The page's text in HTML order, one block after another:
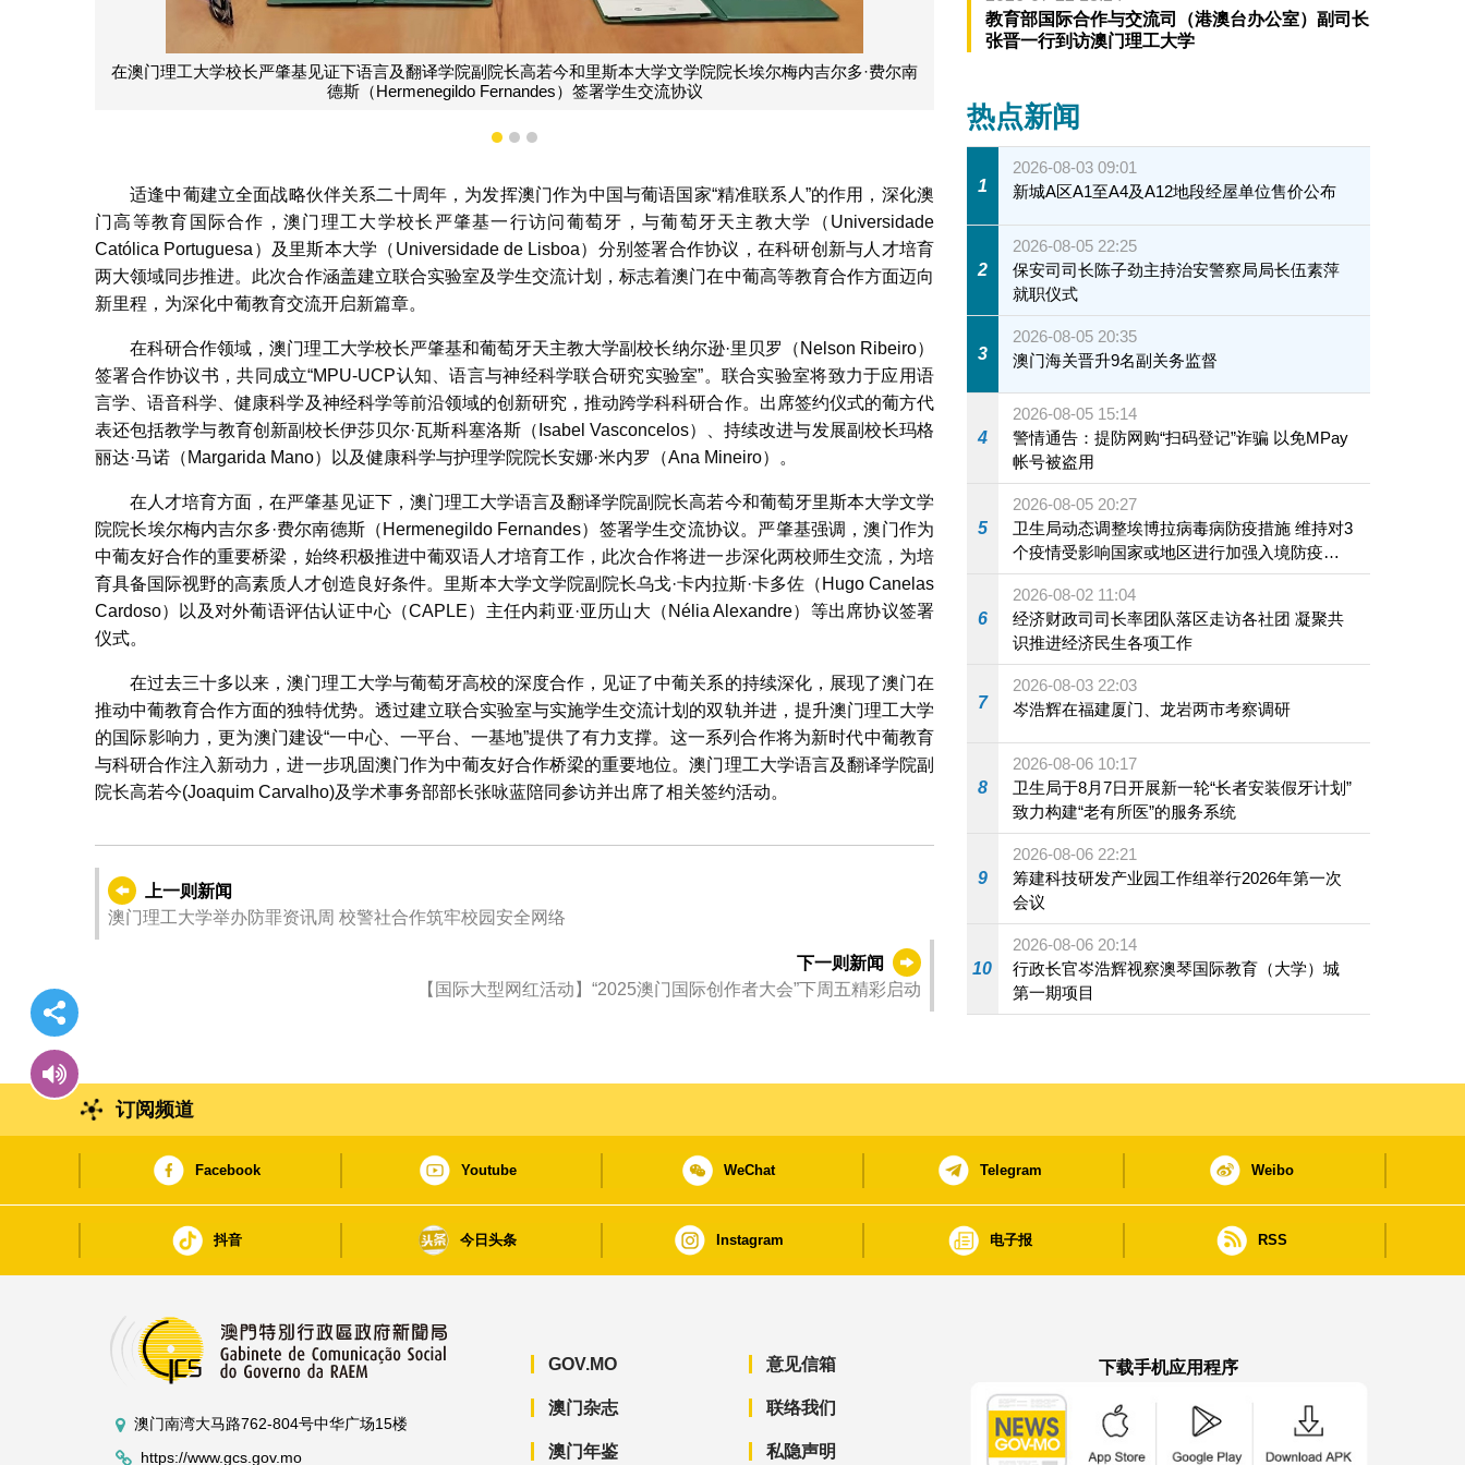
澳门理工大学校长严肇基和葡萄牙天主教大学副校长纳尔逊·里贝罗（Nelson Ribeiro）签署合作协议书成立联合实
验室
1 2 3
适逢中葡建立全面战略伙伴关系二十周年，为发挥澳门作为中国与葡语国家“精准联系人”的作用，深化澳
门高等教育国际合作，澳门理工大学校长严肇基一行访问葡萄牙，与葡萄牙天主教大学（Universidade
Católica Portuguesa）及里斯本大学（Universidade de Lisboa）分别签署合作协议，在科研创新与人才培育
两大领域同步推进。此次合作涵盖建立联合实验室及学生交流计划，标志着澳门在中葡高等教育合作方面迈向
新里程，为深化中葡教育交流开启新篇章。
在科研合作领域，澳门理工大学校长严肇基和葡萄牙天主教大学副校长纳尔逊·里贝罗（Nelson Ribeiro）
签署合作协议书，共同成立“MPU-UCP认知、语言与神经科学联合研究实验室”。联合实验室将致力于应用语
言学、语音科学、健康科学及神经科学等前沿领域的创新研究，推动跨学科科研合作。出席签约仪式的葡方代
表还包括教学与教育创新副校长伊莎贝尔·瓦斯科塞洛斯（Isabel Vasconcelos）、持续改进与发展副校长玛格
丽达·马诺（Margarida Mano）以及健康科学与护理学院院长安娜·米内罗（Ana Mineiro）。
在人才培育方面，在严肇基见证下，澳门理工大学语言及翻译学院副院长高若今和葡萄牙里斯本大学文学
院院长埃尔梅内吉尔多·费尔南德斯（Hermenegildo Fernandes）签署学生交流协议。严肇基强调，澳门作为
中葡友好合作的重要桥梁，始终积极推进中葡双语人才培育工作，此次合作将进一步深化两校师生交流，为培
育具备国际视野的高素质人才创造良好条件。里斯本大学文学院副院长乌戈·卡内拉斯·卡多佐（Hugo Canelas
Cardoso）以及对外葡语评估认证中心（CAPLE）主任内莉亚·亚历山大（Nélia Alexandre）等出席协议签署
仪式。
在过去三十多以来，澳门理工大学与葡萄牙高校的深度合作，见证了中葡关系的持续深化，展现了澳门在
推动中葡教育合作方面的独特优势。透过建立联合实验室与实施学生交流计划的双轨并进，提升澳门理工大学
的国际影响力，更为澳门建设“一中心、一平台、一基地”提供了有力支撑。这一系列合作将为新时代中葡教育
与科研合作注入新动力，进一步巩固澳门作为中葡友好合作桥梁的重要地位。澳门理工大学语言及翻译学院副
院长高若今(Joaquim Carvalho)及学术事务部部长张咏蓝陪同参访并出席了相关签约活动。
上一则新闻
澳门理工大学举办防罪资讯周 校警社合作筑牢校园安全网络
下一则新闻
【国际大型网红活动】“2025澳门国际创作者大会”下周五精彩启动
教育部国际合作与交流司（港澳台办公室）副司长
张晋一行到访澳门理工大学
热点新闻
1
2026-08-03 09:01
新城A区A1至A4及A12地段经屋单位售价公布
2
2026-08-05 22:25
保安司司长陈子劲主持治安警察局局长伍素萍
就职仪式
3
2026-08-05 20:35
澳门海关晋升9名副关务监督
4
2026-08-05 15:14
警情通告：提防网购“扫码登记”诈骗 以免MPay
帐号被盗用
5
2026-08-05 20:27
卫生局动态调整埃博拉病毒病防疫措施 维持对3
个疫情受影响国家或地区进行加强入境防疫措
施
6
2026-08-02 11:04
经济财政司司长率团队落区走访各社团 凝聚共
识推进经济民生各项工作
7
2026-08-03 22:03
岑浩辉在福建厦门、龙岩两市考察调研
8
2026-08-06 10:17
卫生局于8月7日开展新一轮“长者安装假牙计划”
致力构建“老有所医”的服务系统
9
2026-08-06 22:21
筹建科技研发产业园工作组举行2026年第一次
会议
10
2026-08-06 20:14
行政长官岑浩辉视察澳琴国际教育（大学）城
第一期项目
订阅频道
Facebook Youtube WeChat Telegram Weibo
抖音 今日头条 Instagram 电子报 RSS
澳门南湾大马路762-804号中华广场15楼
https://www.gcs.gov.mo
GOV.MO
澳门杂志
澳门年鉴
意见信箱
联络我们
私隐声明
下载手机应用程序